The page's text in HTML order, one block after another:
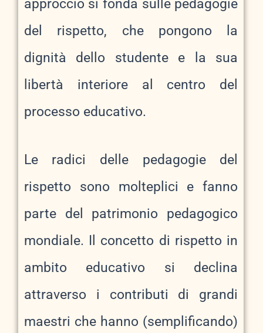
approccio si fonda sulle pedagogie
del rispetto, che pongono la
dignità dello studente e la sua
libertà interiore al centro del
processo educativo.
Le radici delle pedagogie del
rispetto sono molteplici e fanno
parte del patrimonio pedagogico
mondiale. Il concetto di rispetto in
ambito educativo si declina
attraverso i contributi di grandi
maestri che hanno (semplificando)